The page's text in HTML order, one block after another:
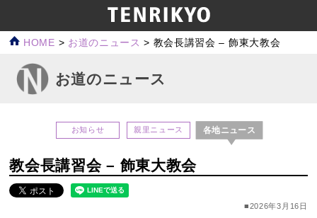
HOME > お道のニュース > 教会長講習会 – 飾東大教会
お道のニュース
お知らせ 親里ニュース 各地ニュース
教会長講習会 – 飾東大教会
■2026年3月16日